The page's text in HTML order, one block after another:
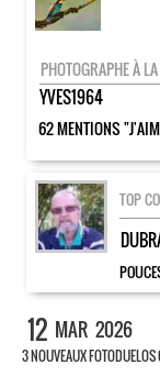
PHOTOGRAPHE À
YVES1964
62 MENTIONS
TOP
12 MAR 2026
3 NOUVEAUX FOTODUELOS